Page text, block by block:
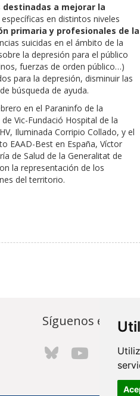
a mejorar la
en distintos niveles
primaria y profesionales de la
suicidas en el ámbito de la
la depresión para el público
fuerzas de orden público…)
para la depresión, disminuir las
búsqueda de ayuda.
en el Paraninfo de la
Vic-Fundació Hospital de la
Iluminada Corripio Collado, y el
EAAD-Best en España, Víctor
de Salud de la Generalitat de
la representación de los
del territorio.
Síguenos en...